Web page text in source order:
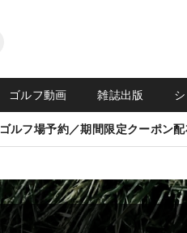
ゴルフ動画 雑誌出版
ゴルフ場予約／期間限定クーポン配